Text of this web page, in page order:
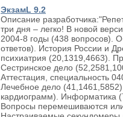
ЭкзамL 9.2
Описание
три дня – легко! В новой
2004-8 годы (438 вопросов).
ответов). История России и
психиатрия (20,1319,4663).
Сестринское дело
Аттестация, специальность
Лечебное дело
кардиограмм). Информатика
Вопросы перемешиваются